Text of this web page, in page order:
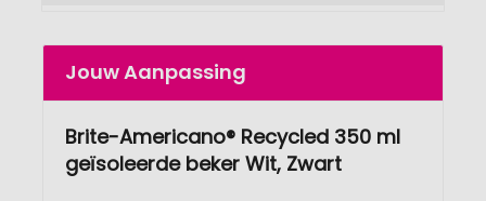
Jouw Aanpassing
Brite-Americano® Recycled 350 ml
geïsoleerde beker Wit, Zwart